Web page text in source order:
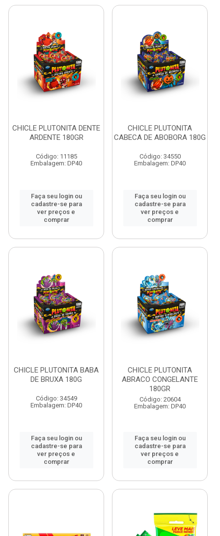
CHICLE PLUTONITA DENTE
ARDENTE 180GR
Código: 11185
Embalagem: DP40
Faça seu login ou
cadastre-se para
ver preços e
comprar
CHICLE PLUTONITA
CABECA DE ABOBORA 180G
Código: 34550
Embalagem: DP40
Faça seu login ou
cadastre-se para
ver preços e
comprar
CHICLE PLUTONITA BABA
DE BRUXA 180G
Código: 34549
Embalagem: DP40
Faça seu login ou
cadastre-se para
ver preços e
comprar
CHICLE PLUTONITA
ABRACO CONGELANTE
180GR
Código: 20604
Embalagem: DP40
Faça seu login ou
cadastre-se para
ver preços e
comprar